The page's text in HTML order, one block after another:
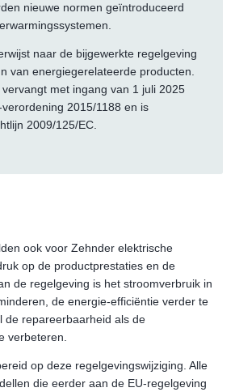
nieuwe normen geïntroduceerd
naar de bijgewerkte regelgeving
van energiegerelateerde producten.
met ingang van 1 juli 2025
2015/1188 en is
2009/125/EC.
ook voor Zehnder elektrische
op de productprestaties en de
de regelgeving is het stroomverbruik in
de energie-efficiëntie verder te
de repareerbaarheid als de
verbeteren.
op deze regelgevingswijziging. Alle
die eerder aan de EU-regelgeving